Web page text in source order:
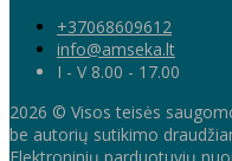
+37068609612
info@amseka.lt
I - V 8.00 - 17.00
2026 © Visos teisės
be autorių sutikimo